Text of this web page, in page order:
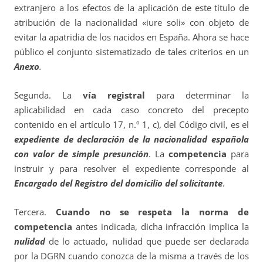
extranjero a los efectos de la aplicación de este título de
atribución de la nacionalidad «iure soli» con objeto de
evitar la apatridia de los nacidos en España. Ahora se hace
público el conjunto sistematizado de tales criterios en un
Anexo.
Segunda. La vía registral para determinar la
aplicabilidad en cada caso concreto del precepto
contenido en el artículo 17, n.º 1, c), del Código civil, es el
expediente de declaración de la nacionalidad española
con valor de simple presunción. La competencia para
instruir y para resolver el expediente corresponde al
Encargado del Registro del domicilio del solicitante.
Tercera. Cuando no se respeta la norma de
competencia antes indicada, dicha infracción implica la
nulidadde lo actuado, nulidad que puede ser declarada
por la DGRN cuando conozca de la misma a través de los